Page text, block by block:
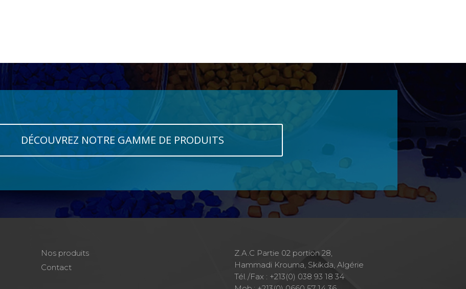
DÉCOUVREZ NOTRE GAMME DE PRODUITS
Nos produits
Contact
Z.A.C Partie 02 portion 28,
Hammadi Krouma, Skikda, Algérie
Tél./Fax : +213(0) 038 93 18 34